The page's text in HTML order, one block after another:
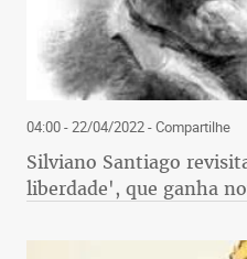
04:00 - 22/04/2022- Compartilhe
Silviano Santiago
liberdade', que ganha